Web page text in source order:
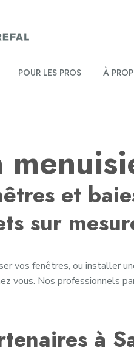
POUR LES PROS À
et
sur
vos fenêtres, ou installer
vous. Nos professionnels
à